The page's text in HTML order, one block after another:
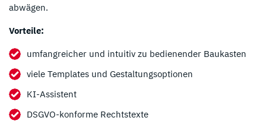
abwägen.
Vorteile:
umfangreicher und intuitiv zu bedienender Baukasten
viele Templates und Gestaltungsoptionen
KI-Assistent
DSGVO-konforme Rechtstexte